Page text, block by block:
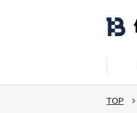
TOP